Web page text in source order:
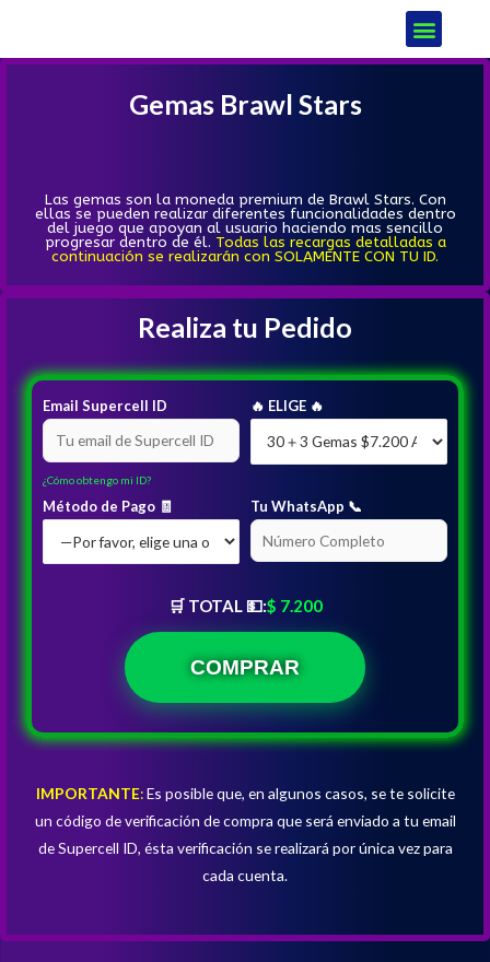
Gemas Brawl Stars
Las gemas son la moneda premium de Brawl Stars. Con
ellas se pueden realizar diferentes funcionalidades dentro
del juego que apoyan al usuario haciendo mas sencillo
progresar dentro de él. Todas las recargas detalladas a
continuación se realizarán con SOLAMENTE CON TU ID.
Realiza tu Pedido
Email Supercell ID 🔥 ELIGE 🔥
¿Cómo obtengo mi ID?
Método de Pago 🧾 Tu WhatsApp 📞
🛒 TOTAL 💵:$ 7.200
IMPORTANTE:Es posible que, en algunos casos, se te solicite
un código de verificación de compra que será enviado a tu email
de Supercell ID, ésta verificación se realizará por única vez para
cada cuenta.